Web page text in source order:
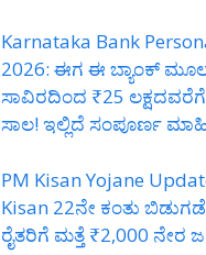
Karnataka Bank
2026: ಈಗ ಈ ಬ್ಯಾಂಕ್
ಸಾವಿರದಿಂದ ₹25 ಲಕ್ಷದವರೆಗೆ
ಸಾಲ! ಇಲ್ಲಿದೆ ಸಂಪೂರ್ಣ
PM Kisan Yojane
Kisan 22ನೇ ಕಂತು
ರೈತರಿಗೆ ಮತ್ತೆ ₹2,000 ನೇರ